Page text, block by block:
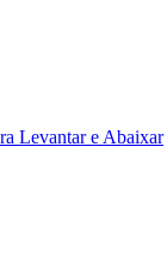
Levantar e Abaixar